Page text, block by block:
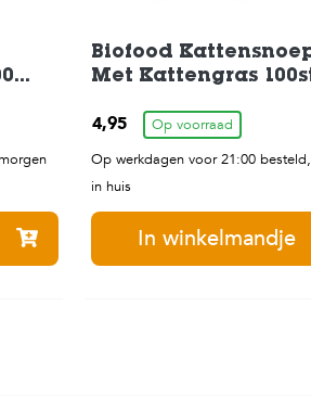
Biofood
Met Kattengras
4,95
Op voorraad
Op werkdagen voor 21:00
in huis
In winkelmandje